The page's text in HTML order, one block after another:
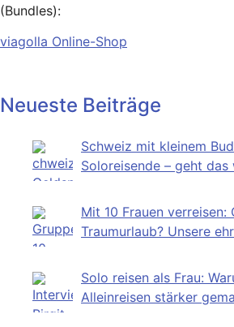
(Bundles):
viagolla Online-Shop
Neueste Beiträge
Schweiz mit kleinem
Soloreisende – geht das
Mit 10 Frauen verreisen:
Traumurlaub? Unsere
Solo reisen als Frau:
Alleinreisen stärker